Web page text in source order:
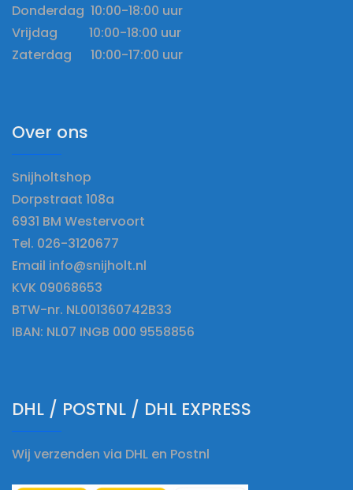
Donderdag 10:00-18:00 uur
Vrijdag 10:00-18:00 uur
Zaterdag 10:00-17:00 uur
Over ons
Snijholtshop
Dorpstraat 108a
6931 BM Westervoort
Tel. 026-3120677
Email info@snijholt.nl
KVK 09068653
BTW-nr. NL001360742B33
IBAN: NL07 INGB 000 9558856
DHL / POSTNL / DHL EXPRESS
Wij verzenden via DHL en Postnl